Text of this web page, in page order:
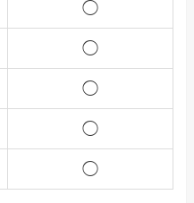
◯
◯
◯
◯
◯